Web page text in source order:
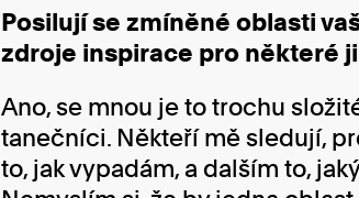
Posilují se zmíněné oblasti
zdroje inspirace pro některé
Ano, se mnou je to trochu
tanečníci. Někteří mě sledují,
to, jak vypadám, a dalším to,